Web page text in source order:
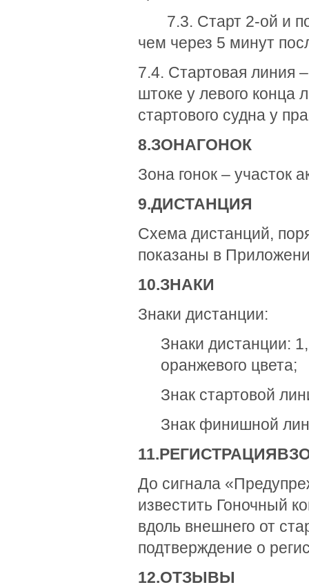
7.3. Старт 2-ой и
чем через 5 минут
7.4. Стартовая линия
штоке у левого конца
стартового судна у
8.ЗОНАГОНОК
Зона гонок – участок
9.ДИСТАНЦИЯ
Схема дистанций,
показаны в
10.ЗНАКИ
Знаки дистанции:
Знаки дистанции:
оранжевого цвета;
Знак стартовой
Знак финишной
11.РЕГИСТРАЦИЯВ
До сигнала
известить Гоночный
вдоль внешнего от
подтверждение о
12.ОТЗЫВЫ